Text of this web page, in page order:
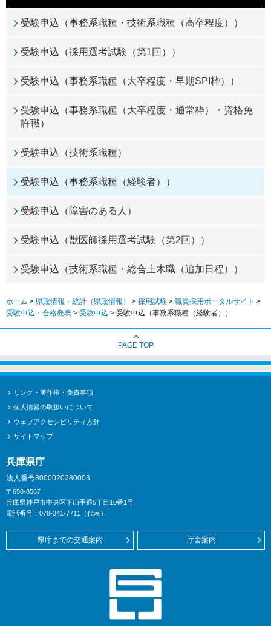
受験申込（事務系職種・技術系職種（高卒程度））
受験申込（採用選考試験（第1回））
受験申込（事務系職種（大卒程度・早期SPI枠））
受験申込（事務系職種（大卒程度・通常枠）・資格免
許職）
受験申込（技術系職種）
受験申込（事務系職種（経験者））
受験申込（障害のある人）
受験申込（獣医師採用選考試験（第2回））
受験申込（技術系職種・総合土木職（追加日程））
ホーム > 県政情報・統計（県政情報） > 採用試験 > 職員採用ポータルサイト >
受験申込・合格発表 > 受験申込 > 受験申込（事務系職種（経験者））
PAGE TOP
リンク・著作権・免責事項
個人情報の取扱いについて
ウェブアクセシビリティ方針
サイトマップ
兵庫県庁
法人番号8000020280003
〒650-8567
兵庫県神戸市中央区下山手通5丁目10番1号
電話番号：078-341-7711（代表）
県庁までの交通案内 庁舎案内